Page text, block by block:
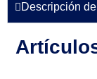
Descripción